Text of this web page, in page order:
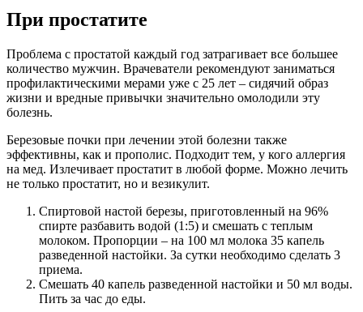
При простатите
Проблема с простатой каждый год затрагивает все большее
количество мужчин. Врачеватели рекомендуют заниматься
профилактическими мерами уже с 25 лет – сидячий образ
жизни и вредные привычки значительно омолодили эту
болезнь.
Березовые почки при лечении этой болезни также
эффективны, как и прополис. Подходит тем, у кого аллергия
на мед. Излечивает простатит в любой форме. Можно лечить
не только простатит, но и везикулит.
Спиртовой настой березы, приготовленный на 96%
спирте разбавить водой (1:5) и смешать с теплым
молоком. Пропорции – на 100 мл молока 35 капель
разведенной настойки. За сутки необходимо сделать 3
приема.
Смешать 40 капель разведенной настойки и 50 мл воды.
Пить за час до еды.